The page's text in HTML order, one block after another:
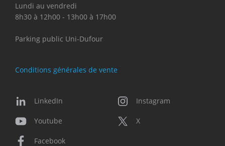
Lundi au vendredi
8h30 à 12h00 - 13h00 à 17h00
Parking public Uni-Dufour
Conditions générales de vente
LinkedIn Instagram
Youtube X
Facebook